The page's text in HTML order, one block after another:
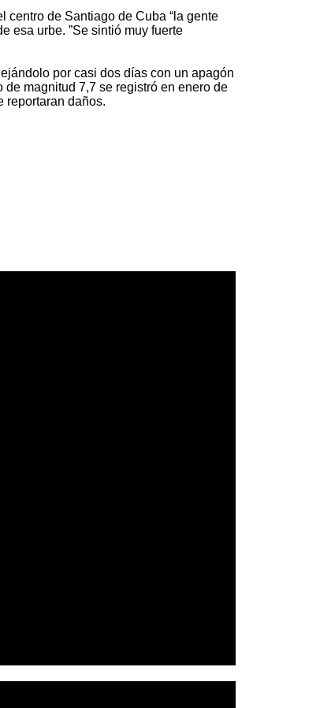
centro de Santiago de Cuba “la gente
esa urbe. ”Se sintió muy fuerte
por casi dos días con un apagón
magnitud 7,7 se registró en enero de
reportaran daños.